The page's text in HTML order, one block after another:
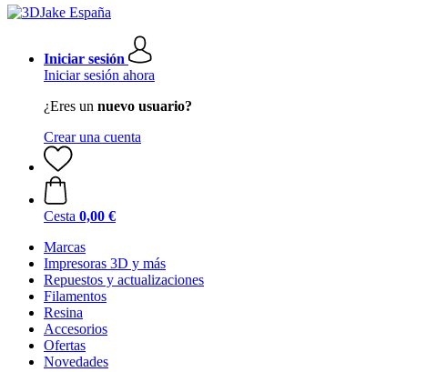
Iniciar sesión
Iniciar sesión ahora
¿Eres un nuevo usuario?
Crear una cuenta
Cesta 0,00 €
Marcas
Impresoras 3D y más
Repuestos y actualizaciones
Filamentos
Resina
Accesorios
Ofertas
Novedades